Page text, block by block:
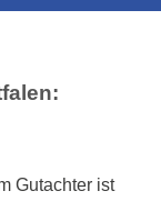
Gutachter ist